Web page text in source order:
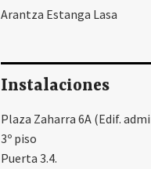
Arantza Estanga Lasa
Instalaciones
Plaza Zaharra 6A (Edif.
3º piso
Puerta 3.4.